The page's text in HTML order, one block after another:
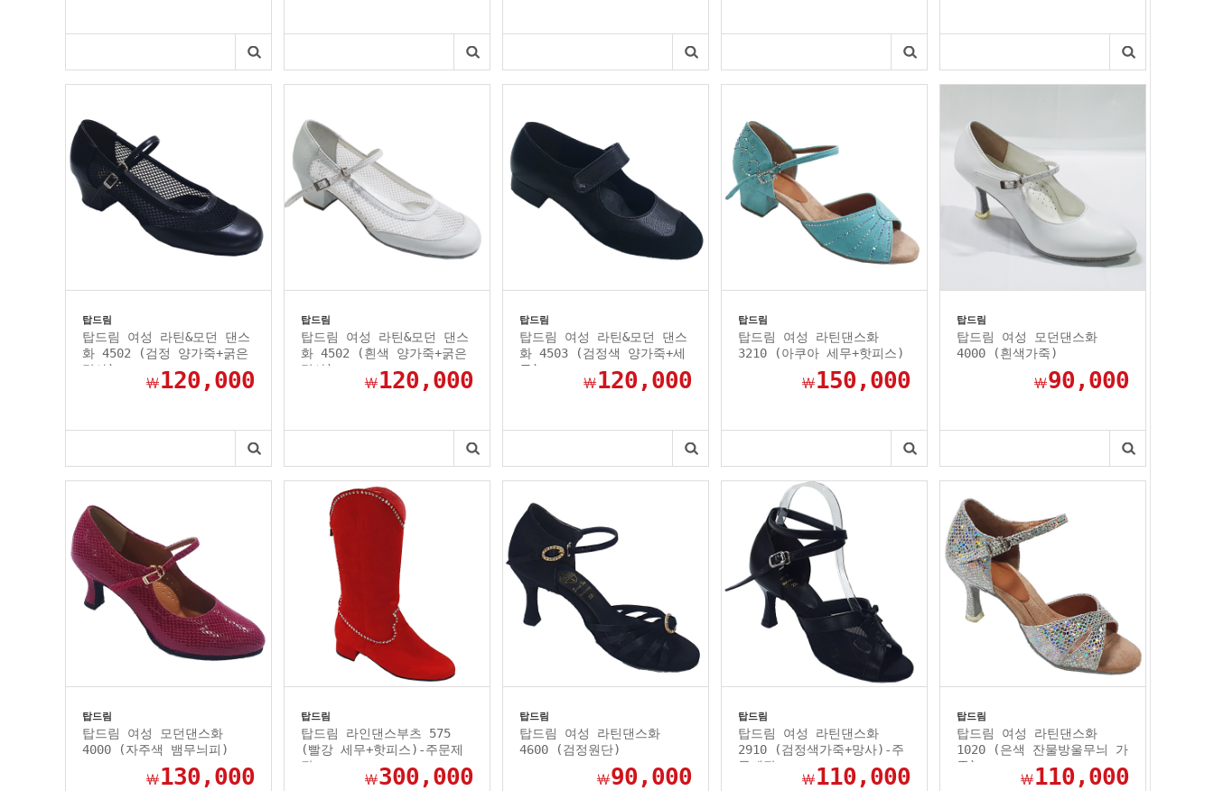
탑드림
탑드림 여성 라틴&모던 댄스
화 4502 (검정 양가죽+굵은
망사)
￦120,000
탑드림
탑드림 여성 라틴&모던 댄스
화 4502 (흰색 양가죽+굵은
망사)
￦120,000
탑드림
탑드림 여성 라틴&모던 댄스
화 4503 (검정색 양가죽+세
무)
￦120,000
탑드림
탑드림 여성 라틴댄스화
3210 (아쿠아 세무+핫피스)
￦150,000
탑드림
탑드림 여성 모던댄스화
4000 (흰색가죽)
￦90,000
탑드림
탑드림 여성 모던댄스화
4000 (자주색 뱀무늬피)
￦130,000
탑드림
탑드림 라인댄스부츠 575
(빨강 세무+핫피스)-주문제
작
￦300,000
탑드림
탑드림 여성 라틴댄스화
4600 (검정원단)
￦90,000
탑드림
탑드림 여성 라틴댄스화
2910 (검정색가죽+망사)-주
문제작
￦110,000
탑드림
탑드림 여성 라틴댄스화
1020 (은색 잔물방울무늬 가
죽)
￦110,000